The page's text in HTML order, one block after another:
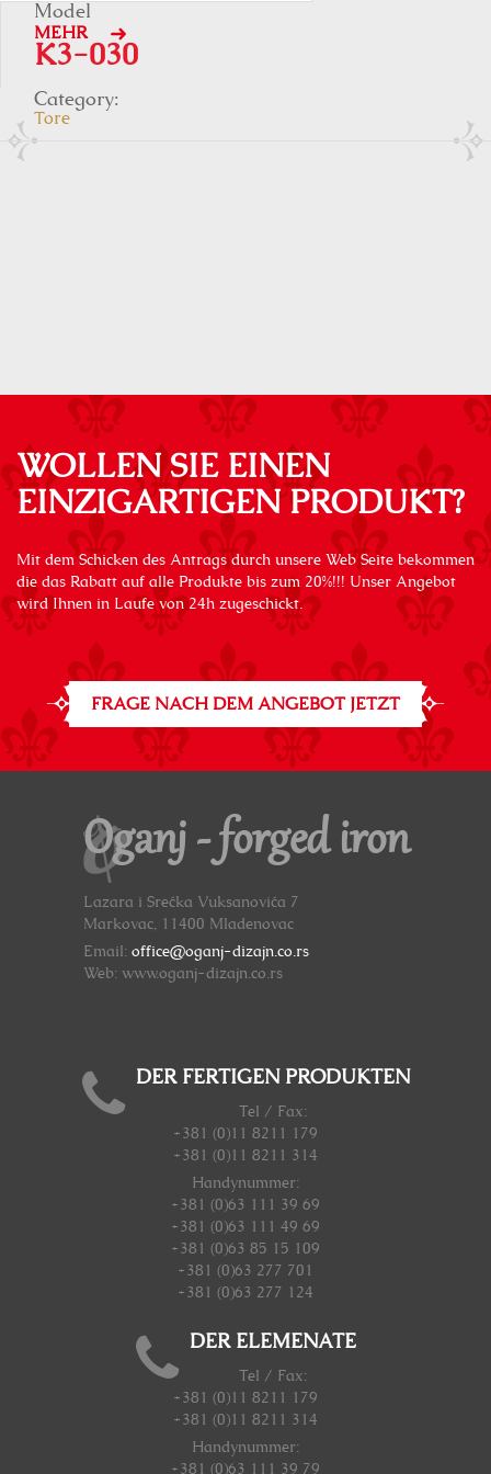
Model
K3-030
Category:
Tore
MEHR
WOLLEN SIE EINEN
EINZIGARTIGEN PRODUKT?
Mit dem Schicken des Antrags durch unsere Web Seite bekommen
die das Rabatt auf alle Produkte bis zum 20%!!! Unser Angebot
wird Ihnen in Laufe von 24h zugeschickt.
FRAGE NACH DEM ANGEBOT JETZT
Oganj - forged iron
Lazara i Srećka Vuksanovića 7
Markovac, 11400 Mladenovac
Email: office@oganj-dizajn.co.rs
Web: www.oganj-dizajn.co.rs
DER FERTIGEN PRODUKTEN
Tel / Fax:
+381 (0)11 8211 179
+381 (0)11 8211 314
Handynummer:
+381 (0)63 111 39 69
+381 (0)63 111 49 69
+381 (0)63 85 15 109
+381 (0)63 277 701
+381 (0)63 277 124
DER ELEMENATE
Tel / Fax:
+381 (0)11 8211 179
+381 (0)11 8211 314
Handynummer:
+381 (0)63 111 39 79